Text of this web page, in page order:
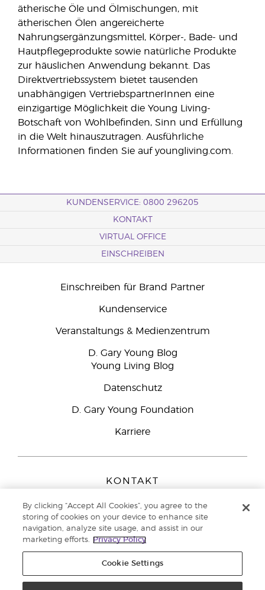
ätherische Öle und Ölmischungen, mit
ätherischen Ölen angereicherte
Nahrungsergänzungsmittel, Körper-, Bade- und
Hautpflegeprodukte sowie natürliche Produkte
zur häuslichen Anwendung bekannt. Das
Direktvertriebssystem bietet tausenden
unabhängigen VertriebspartnerInnen eine
einzigartige Möglichkeit die Young Living-
Botschaft von Wohlbefinden, Sinn und Erfüllung
in die Welt hinauszutragen. Ausführliche
Informationen finden Sie auf youngliving.com.
KUNDENSERVICE: 0800 296205
KONTAKT
VIRTUAL OFFICE
EINSCHREIBEN
Einschreiben für Brand Partner
Kundenservice
Veranstaltungs & Medienzentrum
D. Gary Young Blog
Young Living Blog
Datenschutz
D. Gary Young Foundation
Karriere
KONTAKT
Peizerweg 97
9727 AJ Groningen
Netherlands
Kundenservice:0800-296205
By clicking “Accept All Cookies”, you agree to the
storing of cookies on your device to enhance site
navigation, analyze site usage, and assist in our
marketing efforts.
Privacy Policy
Cookie Settings